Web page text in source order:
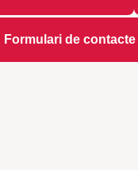
Formulari de contacte